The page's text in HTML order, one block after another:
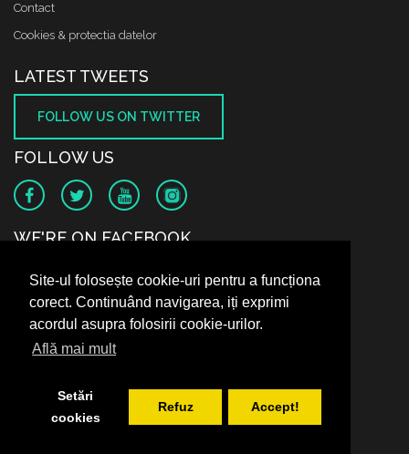
Site-ul folosește cookie-uri pentru a funcționa
corect. Continuând navigarea, iți exprimi
acordul asupra folosirii cookie-urilor.
Află mai mult
Setări
cookies
Refuz Accept!
Contact
Cookies & protectia datelor
LATEST TWEETS
FOLLOW US ON TWITTER
FOLLOW US
WE'RE ON FACEBOOK